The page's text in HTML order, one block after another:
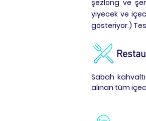
şezlong ve
yiyecek ve
gösteriyor.)
Sabah
alınan tüm